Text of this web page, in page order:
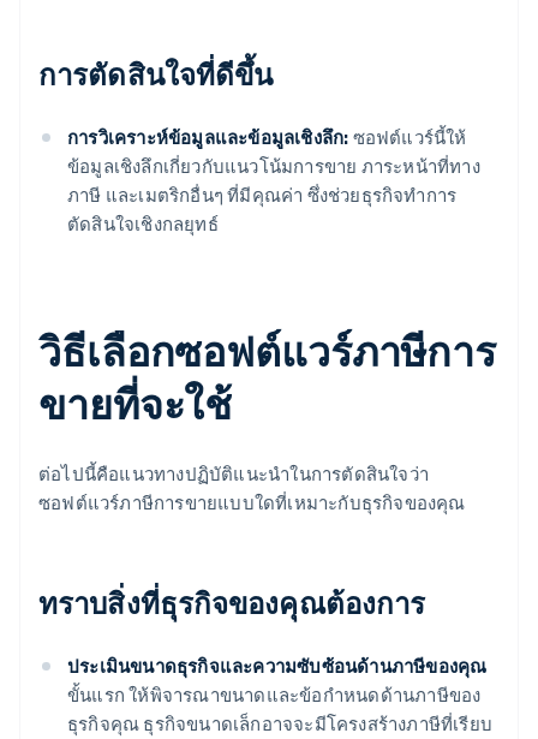
การตัดสินใจที่ดีขึ้น
การวิเคราะห์ข้อมูลและข้อมูลเชิงลึก: ซอฟต์แวร์นี้ให้
ข้อมูลเชิงลึกเกี่ยวกับแนวโน้มการขาย ภาระหน้าที่ทาง
ภาษี และเมตริกอื่นๆ ที่มีคุณค่า ซึ่งช่วยธุรกิจทำการ
ตัดสินใจเชิงกลยุทธ์
วิธีเลือกซอฟต์แวร์ภาษีการ
ขายที่จะใช้
ต่อไปนี้คือแนวทางปฏิบัติแนะนําในการตัดสินใจว่า
ซอฟต์แวร์ภาษีการขายแบบใดที่เหมาะกับธุรกิจของคุณ
ทราบสิ่งที่ธุรกิจของคุณต้องการ
ประเมินขนาดธุรกิจและความซับซ้อนด้านภาษีของคุณ
ขั้นแรก ให้พิจารณาขนาดและข้อกําหนดด้านภาษีของ
ธุรกิจคุณ ธุรกิจขนาดเล็กอาจจะมีโครงสร้างภาษีที่เรียบ